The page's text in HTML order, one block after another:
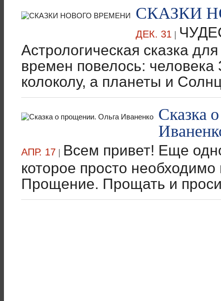
СКАЗКИ
ДЕК. 31 |
Астрологическая сказка
времен повелось:
колоколу, а планеты и
Сказка
АПР. 17 | Всем привет! Еще
которое просто
Прощение. Прощать и